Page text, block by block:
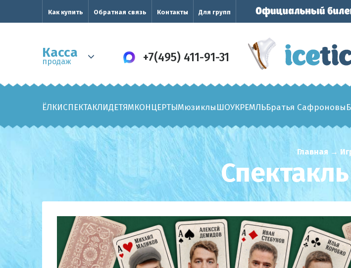
Как купить Обратная связь Контакты Для групп
Касса
продаж +7(495) 411-91-31
ЁЛКИСПЕКТАКЛИДЕТЯМКОНЦЕРТЫМюзиклыШОУКРЕМЛЬБратья Сафроновы
Главная →